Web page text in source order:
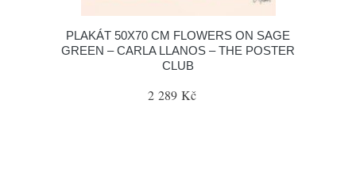
PLAKÁT 50X70 CM FLOWERS ON SAGE
GREEN – CARLA LLANOS – THE POSTER
CLUB
2 289 Kč